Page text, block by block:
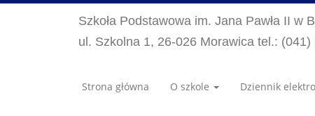
Szkoła Podstawowa im. Jana Pawła II w
ul. Szkolna 1, 26-026 Morawica tel.: (041)
Strona główna O szkole Dziennik